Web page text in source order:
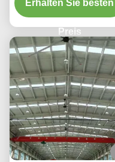
Kühlmotor
Erhalten Sie besten
Preis